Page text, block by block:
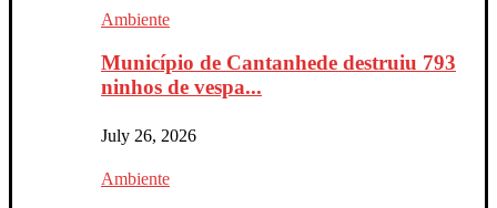
Ambiente
Município de Cantanhede destruiu 793
ninhos de vespa...
July 26, 2026
Ambiente